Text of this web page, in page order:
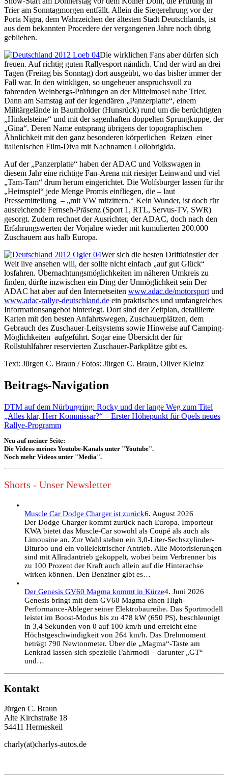
Trier am Sonntagmorgen entfällt. Allein die Siegerehrung vor der
Porta Nigra, dem Wahrzeichen der ältesten Stadt Deutschlands, ist
aus dem bekannten Procedere der vergangenen Jahre noch übrig
geblieben.
Die wirklichen Fans aber dürfen sich
freuen. Auf richtig guten Rallyesport nämlich. Und der wird an drei
Tagen (Freitag bis Sonntag) dort ausgeübt, wo das bisher immer der
Fall war. In den winkligen, so ungeheuer anspruchsvoll zu
fahrenden Weinbergs-Prüfungen an der Mittelmosel nahe Trier.
Dann am Samstag auf der legendären „Panzerplatte“, einem
Militärgelände in Baumholder (Hunsrück) rund um die berüchtigten
„Hinkelsteine“ und mit der sagenhaften doppelten Sprungkuppe, der
„Gina“. Deren Name entsprang übrigens der topographischen
Ähnlichkeit mit den ganz besonderen körperlichen Reizen einer
italienischen Film-Diva mit Nachnamen Lollobrigida.
Auf der „Panzerplatte“ haben der ADAC und Volkswagen in
diesem Jahr eine richtige Fan-Arena mit riesiger Leinwand und viel
„Tam-Tam“ drum herum eingerichtet. Die Wolfsburger lassen für ihr
„Heimspiel“ jede Menge Promis einfliegen, die – laut
Pressemitteilung – „mit VW mitzittern.“ Kein Wunder, ist doch für
ausreichende Fernseh-Präsenz (Sport 1, RTL, Servus-TV, SWR)
gesorgt. Zudem rechnet der Ausrichter, der ADAC, doch nach den
Erfahrungswerten der Vorjahre wieder mit kumulierten 200.000
Zuschauern aus halb Europa.
Wer sich die besten Driftkünstler der
Welt live ansehen will, der sollte nicht einfach „auf gut Glück“
losfahren. Übernachtungsmöglichkeiten im näheren Umkreis zu
finden, dürfte inzwischen ein Ding der Unmöglichkeit sein Der
ADAC hat aber auf den Internetseiten www.adac.de/motorsport und
www.adac-rallye-deutschland.de ein praktisches und umfangreiches
Informationsangebot hinterlegt. Dort sind der Zeitplan, detaillierte
Karten mit den besten Anfahrtswegen, Zuschauerplätzen, dem
Gebrauch des Zuschauer-Leitsystems sowie Hinweise auf Camping-
Möglichkeiten aufgeführt. Sogar eine Übersicht der für
Rollstuhlfahrer reservierten Zuschauer-Parkplätze gibt es.
Text: Jürgen C. Braun / Fotos: Jürgen C. Braun, Oliver Kleinz
Beitrags-Navigation
DTM auf dem Nürburgring: Rocky und der lange Weg zum Titel
„Alles klar, Herr Kommissar?“ – Erster Höhepunkt für Opels neues
Rallye-Programm
Neu auf meiner Seite:
Die Videos meines Youtube-Kanals unter "Youtube".
Noch mehr Videos unter "Media".
Shorts - Unser Newsletter
Muscle Car Dodge Charger ist zurück6. August 2026
Der Dodge Charger kommt zurück nach Europa. Importeur
KWA bietet das Muscle-Car sowohl als Coupé als auch als
Limousine an. Zur Wahl stehen ein 3,0-Liter-Sechszylinder-
Biturbo und ein vollelektrischer Antrieb. Alle Motorisierungen
sind mit Allradantrieb gekoppelt, wobei beim Verbrenner bis
zu 100 Prozent der Kraft auch allein auf die Hinterachse
wirken können. Den Benziner gibt es…
Der Genesis GV60 Magma kommt in Kürze4. Juni 2026
Genesis bringt mit dem GV60 Magma einen High-
Performance-Ableger seiner Elektrobaureihe. Das Sportmodell
leistet im Boost-Modus bis zu 478 kW (650 PS), beschleunigt
in 3,4 Sekunden von 0 auf 100 km/h und erreicht eine
Höchstgeschwindigkeit von 264 km/h. Das Drehmoment
beträgt 790 Newtonmeter. Über die „Magma“-Taste am
Lenkrad lassen sich spezielle Fahrmodi – darunter „GT“
und…
Kontakt
Jürgen C. Braun
Alte Kirchstraße 18
54411 Hermeskeil
charly(at)charlys-autos.de